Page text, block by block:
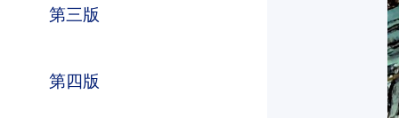
beats365
beats365
beats365
第三版
第四版